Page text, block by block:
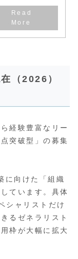
（2026）
経験豊富なリー
突破型」の募集
に向けた「組織
ています。具体
シャリストだけ
るゼネラリスト
枠が大幅に拡大